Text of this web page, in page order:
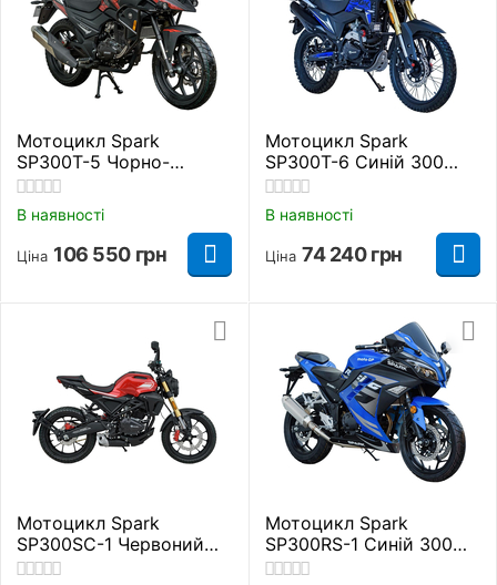
Мотоцикл Spark
SP300T-5 Чорно-
червоний 300 куб. см.
В наявності
Ціна 106 550 грн
Мотоцикл Spark
SP300T-6 Синій 300
куб. см.
В наявності
Ціна 74 240 грн
Мотоцикл Spark
SP300SC-1 Червоний
300 куб. см.
Мотоцикл Spark
SP300RS-1 Синій 300
куб. см.